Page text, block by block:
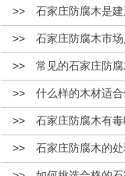
>> 石家庄防腐木是
>> 石家庄防腐木市
>> 常见的石家庄防
>> 什么样的木材适
>> 石家庄防腐木有毒
>> 石家庄防腐木的